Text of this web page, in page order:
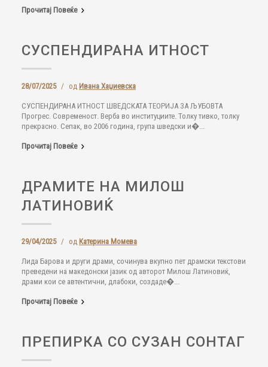
Прочитај Повеќе
СУСПЕНДИРАНА ИТНОСТ
28/07/2025 / од Ивана Хаџиевска
СУСПЕНДИРАНА ИТНОСТ ШВЕДСКАТА ТЕОРИЈА ЗА ЉУБОВТА
Прогрес. Современост. Верба во институциите. Толку тивко, толку
прекрасно. Сепак, во 2006 година, група шведски и�...
Прочитај Повеќе
ДРАМИТЕ НА МИЛОШ
ЛАТИНОВИЌ
29/04/2025 / од Катерина Момева
Лида Барова и други драми, сочинува вкупно пет драмски текстови
преведени на македонски јазик од авторот Милош Латиновиќ,
драми кои се автентични, длабоки, создаде�...
Прочитај Повеќе
ПРЕПИРКА СО СУЗАН СОНТАГ